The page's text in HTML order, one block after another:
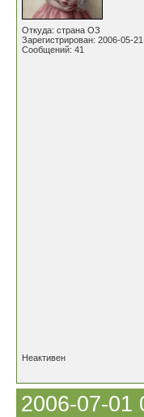
Откуда: страна ОЗ
Зарегистрирован: 2006-05-21
Сообщений: 41
Неактивен
2006-07-01